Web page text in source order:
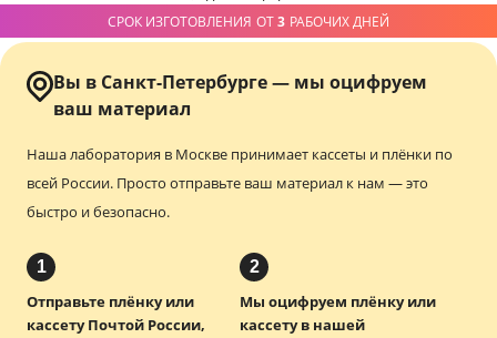
Интерьерная печать
Багетная мастерская
Полиграфия
Услуги и сервис
СРОК ИЗГОТОВЛЕНИЯ ОТ3 РАБОЧИХ ДНЕЙ
Вы в Санкт-Петербурге — мы оцифруем
ваш материал
Наша лаборатория в Москве принимает кассеты и плёнки по
всей России. Просто отправьте ваш материал к нам — это
быстро и безопасно.
1
Отправьте плёнку или
кассету Почтой России,
2
Мы оцифруем плёнку или
кассету в нашей